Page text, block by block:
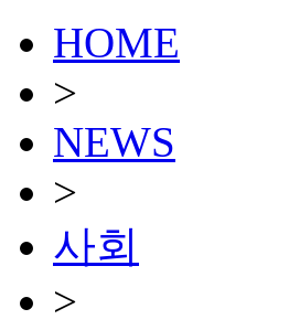
HOME
>
NEWS
>
사회
>